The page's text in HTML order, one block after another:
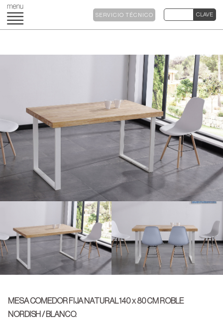
SERVICIO TÉCNICO
MESA COMEDOR FIJA NATURAL 140 x 80 CM ROBLE
NORDISH / BLANCO.